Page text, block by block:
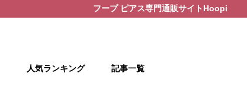
フープ ピアス専門通販サイト Hoopi
人気ランキング 記事一覧